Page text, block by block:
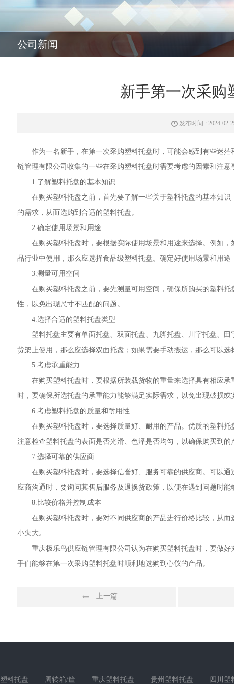
公司新闻
新手第一次采购
发布时间 : 2024-02-
作为一名新手，在第一次采购塑料托盘时，可能会感到有些迷
链管理有限公司收集的一些在采购塑料托盘时需要考虑的因素和注意
1.了解塑料托盘的基本知识
在购买塑料托盘之前，首先要了解一些关于塑料托盘的基本知
的需求，从而选购到合适的塑料托盘。
2.确定使用场景和用途
在购买塑料托盘时，要根据实际使用场景和用途来选择。例如
品行业中使用，那么应选择食品级塑料托盘。确定好使用场景和用途
3.测量可用空间
在购买塑料托盘之前，要先测量可用空间，确保所购买的塑料
性，以免出现尺寸不匹配的问题。
4.选择合适的塑料托盘类型
塑料托盘主要有单面托盘、双面托盘、九脚托盘、川字托盘、
货架上使用，那么应选择双面托盘；如果需要手动搬运，那么可以选
5.考虑承重能力
在购买塑料托盘时，要根据所装载货物的重量来选择具有相应
时，要确保所选托盘的承重能力能够满足实际需求，以免出现破损或
6.考虑塑料托盘的质量和耐用性
在购买塑料托盘时，要选择质量好、耐用的产品。优质的塑料
注意检查塑料托盘的表面是否光滑、色泽是否均匀，以确保购买到的
7.选择可靠的供应商
在购买塑料托盘时，要选择信誉好、服务可靠的供应商。可以
应商沟通时，要询问其售后服务及退换货政策，以便在遇到问题时能
8.比较价格并控制成本
在购买塑料托盘时，要对不同供应商的产品进行价格比较，从
小失大。
重庆极乐鸟供应链管理有限公司认为在购买塑料托盘时，要做
手们能够在第一次采购塑料托盘时顺利地选购到心仪的产品。
上一篇
塑料托盘 周转箱/筐 重庆塑料托盘 贵州塑料托盘 四川塑